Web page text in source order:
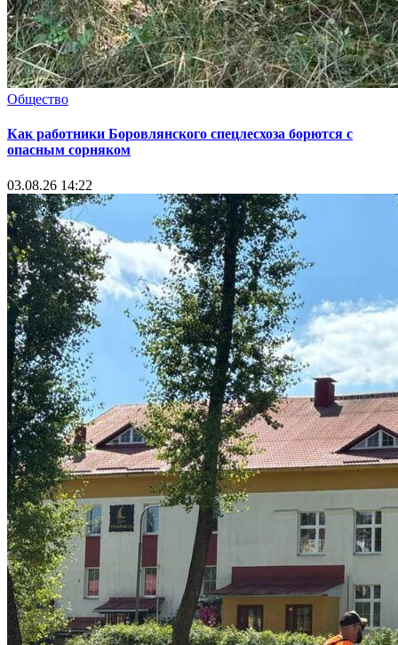
Общество
Как работники Боровлянского спецлесхоза борются с
опасным сорняком
03.08.26 14:22